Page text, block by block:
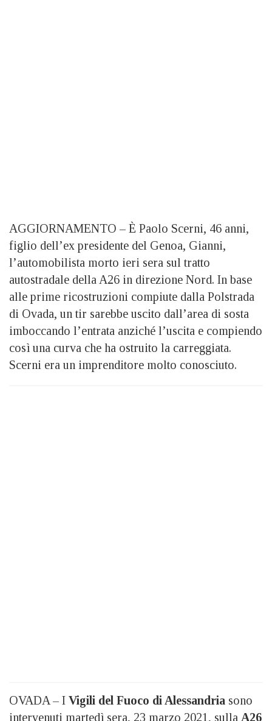
AGGIORNAMENTO – È Paolo Scerni, 46 anni,
figlio dell’ex presidente del Genoa, Gianni,
l’automobilista morto ieri sera sul tratto
autostradale della A26 in direzione Nord. In base
alle prime ricostruzioni compiute dalla Polstrada
di Ovada, un tir sarebbe uscito dall’area di sosta
imboccando l’entrata anziché l’uscita e compiendo
così una curva che ha ostruito la carreggiata.
Scerni era un imprenditore molto conosciuto.
OVADA – I Vigili del Fuoco di Alessandria sono
intervenuti martedì sera, 23 marzo 2021, sulla A26